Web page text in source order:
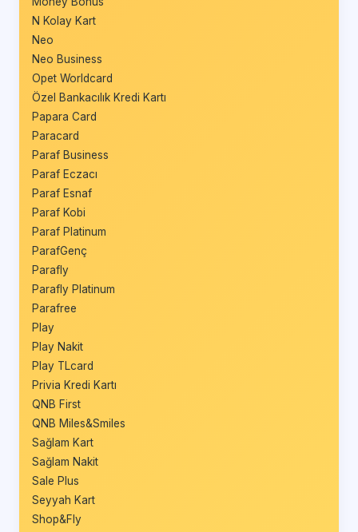
N Kolay Kart
Neo
Neo Business
Opet Worldcard
Özel Bankacılık Kredi Kartı
Papara Card
Paracard
Paraf Business
Paraf Eczacı
Paraf Esnaf
Paraf Kobi
Paraf Platinum
ParafGenç
Parafly
Parafly Platinum
Parafree
Play
Play Nakit
Play TLcard
Privia Kredi Kartı
QNB First
QNB Miles&Smiles
Sağlam Kart
Sağlam Nakit
Sale Plus
Seyyah Kart
Shop&Fly